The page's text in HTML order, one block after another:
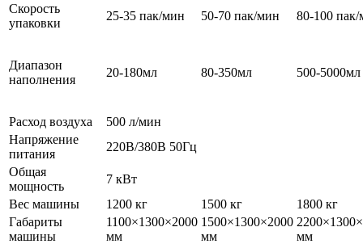
Скорость
упаковки
25-35 пак/мин 50-70 пак/мин 80-100
Диапазон
наполнения
20-180мл 80-350мл 500-5000мл
Расход воздуха
500 л/мин
Напряжение
питания
220В/380В 50Гц
Общая
мощность
7 кВт
Вес машины
1200 кг 1500 кг
1800 кг
Габариты
машины
1100×1300×2000
мм
1500×1300×2000
мм
мм